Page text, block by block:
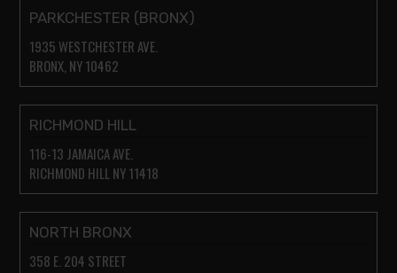
PARKCHESTER (BRONX)
1935 WESTCHESTER AVE.
BRONX, NY 10462
RICHMOND HILL
116-13 JAMAICA AVE.
RICHMOND HILL NY 11418
NORTH BRONX
358 E. 204 STREET